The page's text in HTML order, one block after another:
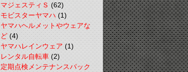
マジェスティＳ(62)
モビスターヤマハ(1)
ヤマハヘルメットやウェアな
ど(4)
ヤマハレインウェア(1)
レンタル自転車(2)
定期点検メンテナンスパック